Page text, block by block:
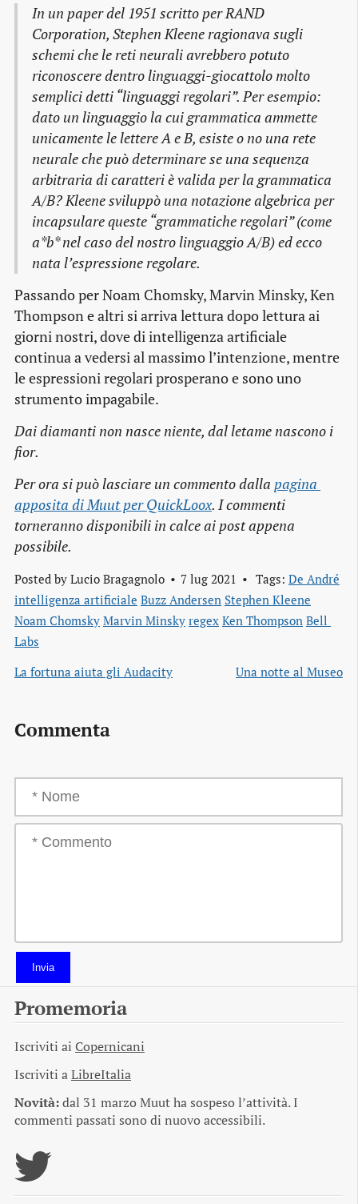
In un paper del 1951 scritto per RAND
Corporation, Stephen Kleene ragionava sugli
schemi che le reti neurali avrebbero potuto
riconoscere dentro linguaggi-giocattolo molto
semplici detti “linguaggi regolari”. Per esempio:
dato un linguaggio la cui grammatica ammette
unicamente le lettere A e B, esiste o no una rete
neurale che può determinare se una sequenza
arbitraria di caratteri è valida per la grammatica
A/B? Kleene sviluppò una notazione algebrica per
incapsulare queste “grammatiche regolari” (come
a*b* nel caso del nostro linguaggio A/B) ed ecco
nata l’espressione regolare.
Passando per Noam Chomsky, Marvin Minsky, Ken
Thompson e altri si arriva lettura dopo lettura ai
giorni nostri, dove di intelligenza artificiale
continua a vedersi al massimo l’intenzione, mentre
le espressioni regolari prosperano e sono uno
strumento impagabile.
Dai diamanti non nasce niente, dal letame nascono i
fior.
Per ora si può lasciare un commento dalla pagina
apposita di Muut per QuickLoox. I commenti
torneranno disponibili in calce ai post appena
possibile.
Posted by Lucio Bragagnolo 7 lug 2021 Tags: De André
intelligenza artificiale Buzz Andersen Stephen Kleene
Noam Chomsky Marvin Minsky regex Ken Thompson Bell
Labs
La fortuna aiuta gli Audacity
Una notte al Museo
Commenta
Invia
Promemoria
Iscriviti ai Copernicani
Iscriviti aLibreItalia
Novità:dal 31 marzo Muut ha sospeso l’attività. I
commenti passati sono di nuovo accessibili.